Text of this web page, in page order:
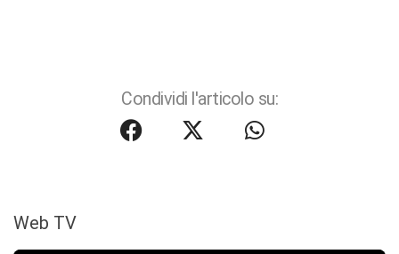
Condividi l'articolo su:
Web TV